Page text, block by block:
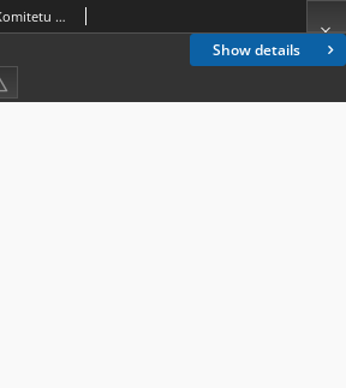
Show details
Gazeta Białostocka : organ Komitetu Wojewódzkiego Polskiej Zjednoczonej Partii Robotniczej 1952.06.28-29 R.2 nr 154